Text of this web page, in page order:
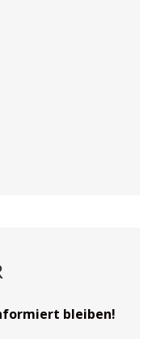
bleiben!